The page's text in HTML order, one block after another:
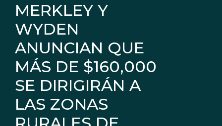
MERKLEY Y
WYDEN
ANUNCIAN QUE
MÁS DE $160,000
SE DIRIGIRÁN A
LAS ZONAS